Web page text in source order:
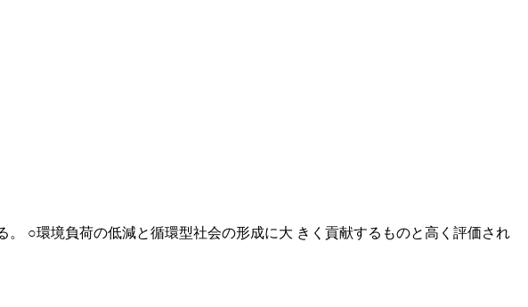
○環境負荷の低減と循環型社会の形成に大 きく貢献するものと高く評価され